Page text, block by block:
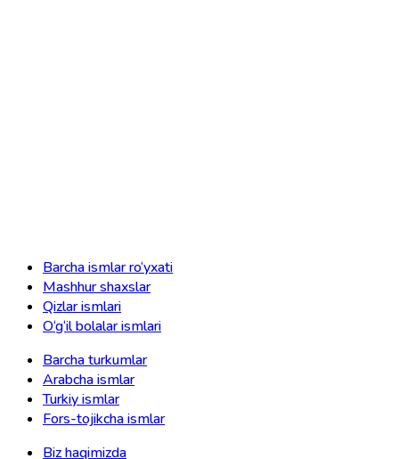
Barcha ismlar ro‘yxati
Mashhur shaxslar
Qizlar ismlari
O‘g‘il bolalar ismlari
Barcha turkumlar
Arabcha ismlar
Turkiy ismlar
Fors-tojikcha ismlar
Biz haqimizda